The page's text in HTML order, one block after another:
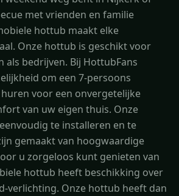
met vrienden en familie
hottub maakt elke
Onze hottub is geschikt voor
als bedrijven. Bij HottubFans
om een 7-persoons
voor een onvergetelijke
van uw eigen thuis. Onze
te installeren en te
gemaakt van hoogwaardige
u zorgeloos kunt genieten van
hottub heeft beschikking over
verlichting. Onze hottub heeft dan